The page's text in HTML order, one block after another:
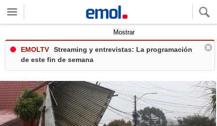
Mostrar
EMOLTV
Streaming y entrevistas: La programación
de este fin de semana